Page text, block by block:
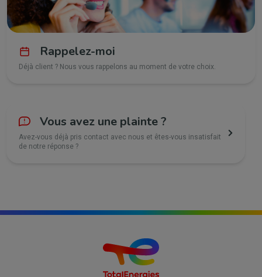
Rappelez-moi
Déjà client ? Nous vous rappelons au moment de votre choix.
Vous avez une plainte ?
Avez-vous déjà pris contact avec nous et êtes-vous insatisfait
de notre réponse ?